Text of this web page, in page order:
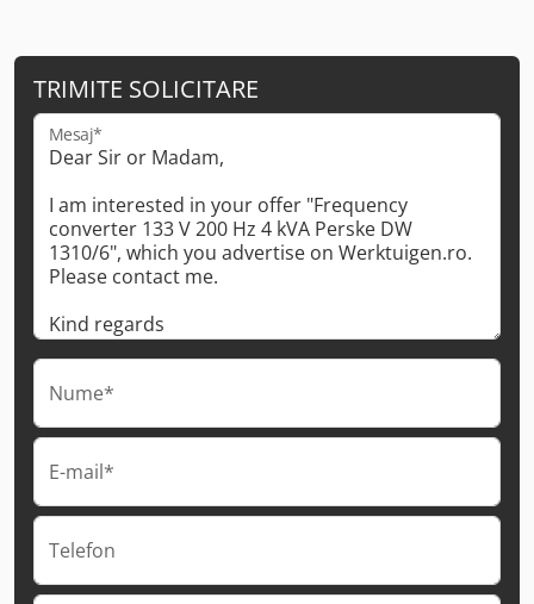
TRIMITE SOLICITARE
Mesaj*
Nume*
E-mail*
Telefon